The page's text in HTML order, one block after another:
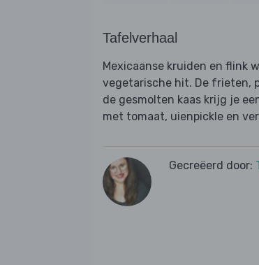
Tafelverhaal
Mexicaanse kruiden en flink
vegetarische hit. De frieten,
de gesmolten kaas krijg je
met tomaat, uienpickle en
Gecreëerd door: